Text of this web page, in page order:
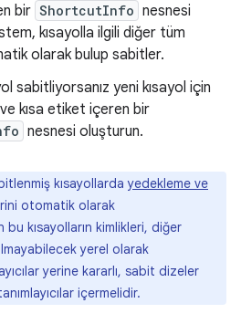
bir ShortcutInfo nesnesi
kısayolla ilgili diğer tüm
olarak bulup sabitler.
sabitliyorsanız yeni kısayol için
kısa etiket içeren bir
nesnesi oluşturun.
kısayollardayedekleme ve
otomatik olarak
kısayolların kimlikleri, diğer
yerel olarak
yerine kararlı, sabit dizeler
içermelidir.